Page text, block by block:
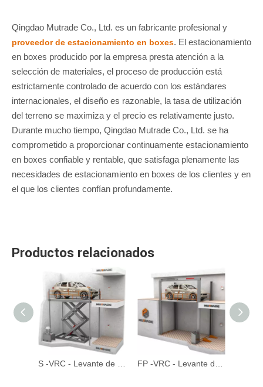
Qingdao Mutrade Co., Ltd. es un fabricante profesional y
proveedor de estacionamiento en boxes. El estacionamiento
en boxes producido por la empresa presta atención a la
selección de materiales, el proceso de producción está
estrictamente controlado de acuerdo con los estándares
internacionales, el diseño es razonable, la tasa de utilización
del terreno se maximiza y el precio es relativamente justo.
Durante mucho tiempo, Qingdao Mutrade Co., Ltd. se ha
comprometido a proporcionar continuamente estacionamiento
en boxes confiable y rentable, que satisfaga plenamente las
necesidades de estacionamiento en boxes de los clientes y en
el que los clientes confían profundamente.
Productos relacionados